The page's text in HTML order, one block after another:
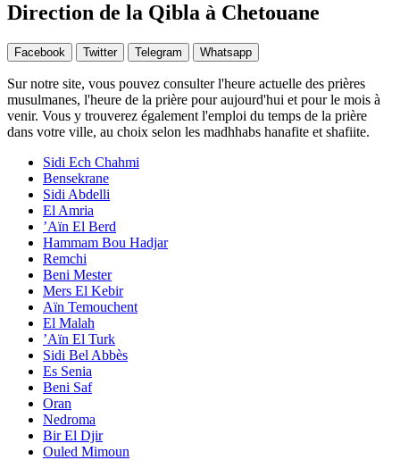
Direction de la Qibla à Chetouane
Facebook Twitter Telegram Whatsapp
Sur notre site, vous pouvez consulter l'heure actuelle des prières
musulmanes, l'heure de la prière pour aujourd'hui et pour le mois à
venir. Vous y trouverez également l'emploi du temps de la prière
dans votre ville, au choix selon les madhhabs hanafite et shafiite.
Sidi Ech Chahmi
Bensekrane
Sidi Abdelli
El Amria
’Aïn El Berd
Hammam Bou Hadjar
Remchi
Beni Mester
Mers El Kebir
Aïn Temouchent
El Malah
’Aïn El Turk
Sidi Bel Abbès
Es Senia
Beni Saf
Oran
Nedroma
Bir El Djir
Ouled Mimoun